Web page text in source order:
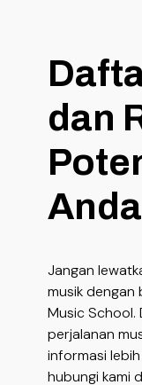
dan
Anda
Jangan
musik dengan
Music School.
perjalanan
informasi
hubungi kami